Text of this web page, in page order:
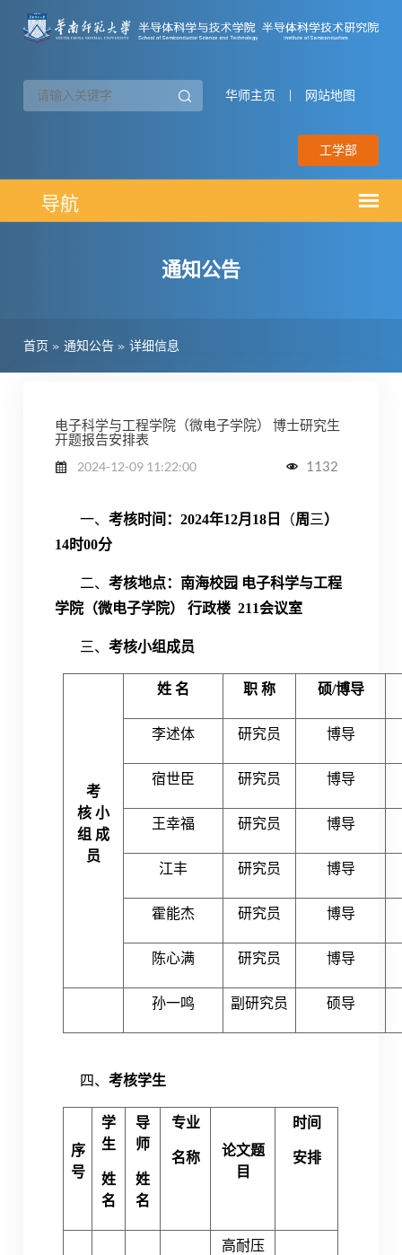
华师主页 网站地图
工学部
通知公告
首页 » 通知公告 » 详细信息
电子科学与工程学院（微电子学院） 博士研究生
开题报告安排表
2024-12-09 11:22:00 1132
一、考核时间：2024年12月 18 日 （周 三）
14时00分
二、考核地点： 南海校园 电子科学与工程
学院（微电子学院）
行政楼 211会议室
三、考核小组成员
考
核 小
组 成
员
姓 名 职 称 硕/博导
李述体 研究员 博导
宿世臣 研究员 博导
王幸福 研究员 博导
江丰 研究员 博导
霍能杰 研究员 博导
陈心满 研究员 博导
孙一鸣 副研究员 硕导
四、考核学生
序
号
学
生
姓
名
导
师
姓
名
专业
名称
论文题
目
时间
安排
高耐压